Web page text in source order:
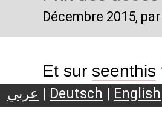
Décembre 2015,
Et sur seenthis
عربي | Deutsch | English